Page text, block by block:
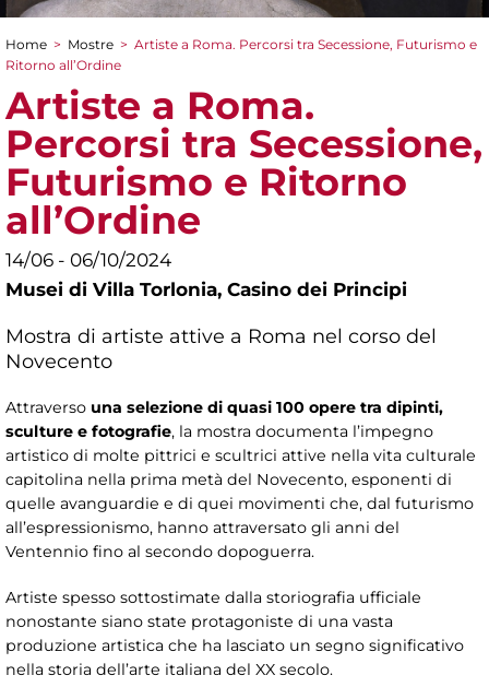
Tu sei qui
Home > Mostre > Artiste a Roma. Percorsi tra Secessione, Futurismo e
Ritorno all’Ordine
Artiste a Roma.
Percorsi tra Secessione,
Futurismo e Ritorno
all’Ordine
14/06 - 06/10/2024
Musei di Villa Torlonia, Casino dei Principi
Mostra di artiste attive a Roma nel corso del
Novecento
Attraverso una selezione di quasi 100 opere tra dipinti,
sculture e fotografie, la mostra documenta l’impegno
artistico di molte pittrici e scultrici attive nella vita culturale
capitolina nella prima metà del Novecento, esponenti di
quelle avanguardie e di quei movimenti che, dal futurismo
all’espressionismo, hanno attraversato gli anni del
Ventennio fino al secondo dopoguerra.
Artiste spesso sottostimate dalla storiografia ufficiale
nonostante siano state protagoniste di una vasta
produzione artistica che ha lasciato un segno significativo
nella storia dell’arte italiana del XX secolo.